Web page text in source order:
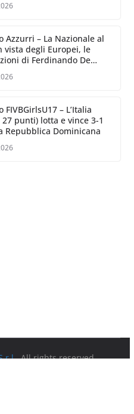
migliorare”.
Azzurri – La Nazionale al
vista degli Europei, le
di Ferdinando De
FIVBGirlsU17 – L’Italia
27 punti) lotta e vince 3-1
Repubblica Dominicana
. All rights reserved.